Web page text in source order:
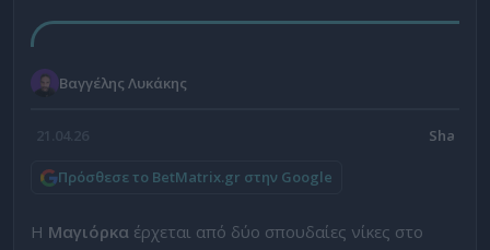
Βαγγέλης Λυκάκης
21.04.26
Πρόσθεσε το BetMatrix.gr στην Google
Η Μαγιόρκα έρχεται από δύο σπουδαίες νίκες στο